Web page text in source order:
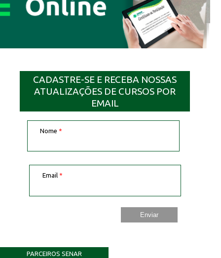
CADASTRE-SE E RECEBA NOSSAS
ATUALIZAÇÕES DE CURSOS POR
EMAIL
Nome *
Email *
PARCEIROS SENAR